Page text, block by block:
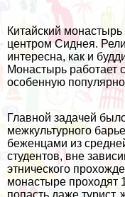
Китайский
центром Сиднея.
интересна, как и
Монастырь работает
особенную
Главной задачей
межкультурного
беженцами из
студентов, вне
этнического
монастыре проходят